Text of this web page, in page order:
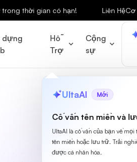
thời gian có hạn! Liên HệCơ
dựng
Hỗ
Trợ
Cộng
sự
UltaAI Mới
Cố vấn tên miền và
UltaAI là cố vấn của bạn về
tên miền hoặc lưu trữ. Trải
được cá nhân hóa.